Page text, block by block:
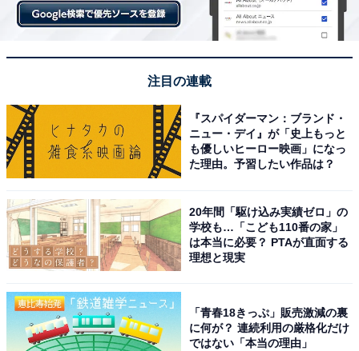
カルバペネム耐性腸内細菌科細菌とは
通常はこうした感染症に対しては抗生物質で対応する
が、近年、これまで有効だった抗生物質に耐性を持つ菌
が増えてきており、これらを「耐性菌」と呼ぶ。
カルバペネム耐性腸内細菌科細菌とは、広域抗菌薬の代
表といえるカルバペネム系抗菌薬に耐性を持つ腸内細菌
科細菌。あらゆる菌に対して耐性を持つため、「スーパ
ー耐性菌」と呼ばれる。
注目の連載
『スパイダーマン：ブランド・
ニュー・デイ』が「史上もっと
も優しいヒーロー映画」になっ
た理由。予習したい作品は？
20年間「駆け込み実績ゼロ」の
学校も…「こども110番の家」
は本当に必要？ PTAが直面する
理想と現実
「青春18きっぷ」販売激減の裏
に何が？ 連続利用の厳格化だけ
ではない「本当の理由」